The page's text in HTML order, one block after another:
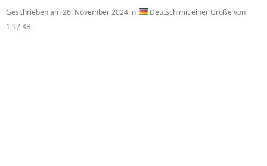
Geschrieben am26. November 2024 in
Deutsch mit einer Größe von
1,97 KB